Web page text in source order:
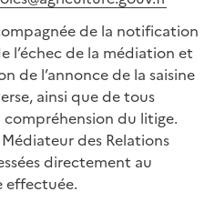
de la notification
l’échec de la médiation et
de l’annonce de la saisine
ainsi que de tous
compréhension du litige.
des Relations
directement au
effectuée.